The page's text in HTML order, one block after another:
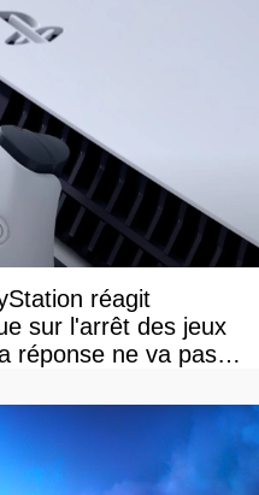
réagit
sur l'arrêt des jeux
réponse ne va pas